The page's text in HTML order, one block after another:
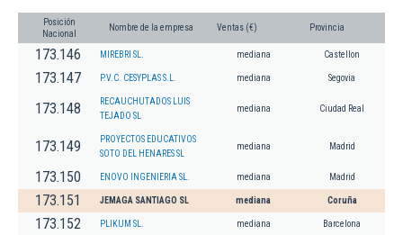
Posición
Nacional
Nombre de la empresa Ventas (€) Provincia
173.146 MIREBRI SL. mediana Castellon
173.147 P.V.C. CESYPLAS S.L. mediana Segovia
173.148
RECAUCHUTADOS LUIS
TEJADO SL
mediana Ciudad Real
173.149
PROYECTOS EDUCATIVOS
SOTO DEL HENARES SL
mediana Madrid
173.150 ENOVO INGENIERIA SL. mediana Madrid
173.151 JEMAGA SANTIAGO SL mediana Coruña
173.152 PLIKUM SL. mediana Barcelona